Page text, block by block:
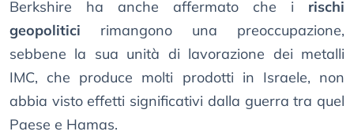
Berkshire ha anche affermato che i rischi
geopolitici rimangono una preoccupazione,
sebbene la sua unità di lavorazione dei metalli
IMC, che produce molti prodotti in Israele, non
abbia visto effetti significativi dalla guerra tra quel
Paese e Hamas.